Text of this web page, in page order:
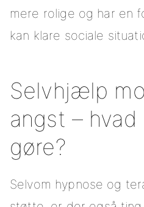
mere rolige og har en
kan klare sociale
Selvhjælp
angst –
gøre?
Selvom hypnose og